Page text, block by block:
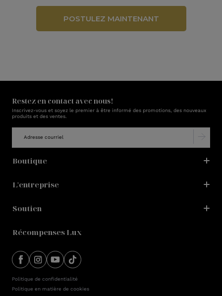
POSTULEZ MAINTENANT
Restez en contact avec nous!
Inscrivez-vous et soyez le premier à être informé des promotions, des nouveaux
produits et des ventes.
Boutique
L'entreprise
Soutien
Récompenses Lux
Politique de confidentialité
Politique en matière de cookies